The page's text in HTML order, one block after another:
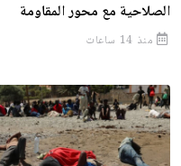
الصلاحية مع محور المقاومة
منذ 14 ساعات